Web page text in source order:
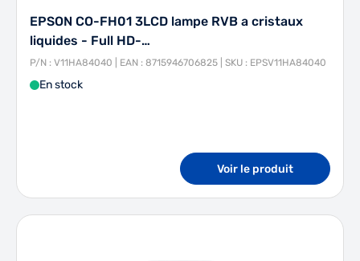
EPSON CO-FH01 3LCD lampe RVB a cristaux
liquides - Full HD-…
P/N : V11HA84040 | EAN : 8715946706825 | SKU : EPSV11HA84040
En stock
Voir le produit